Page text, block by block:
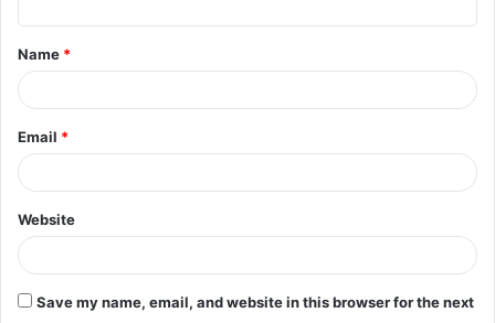
t
*
Name *
Email *
Website
Save my name, email, and website in this browser for the next